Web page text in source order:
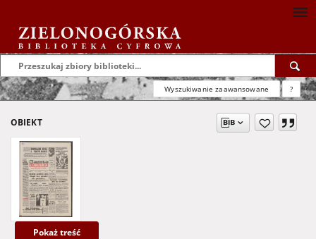
Wyszukiwanie zaawansowane ?
OBIEKT
Pokaż treść